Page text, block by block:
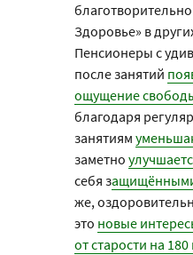
Здоровье» в
Пенсионеры с
после занятий
ощущение
благодаря
занятиям
заметно
себя з
же,
это новые
от старости на